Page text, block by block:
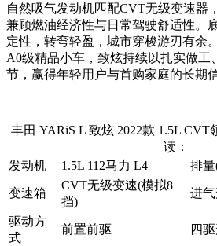
自然吸气发动机匹配CVT无级变速器
兼顾燃油经济性与日常驾驶舒适性。
定性，转弯轻盈，城市穿梭游刃有余
A0级精品小车，致炫持续以扎实做工
节，赢得年轻用户与首购家庭的长期信
丰田 YARiS L 致炫 2022款 1.5L CVT
读：
发动机
1.5L 112马力 L4 排
变速箱
CVT无级变速(模拟8
挡)
进
驱动方
式
前置前驱 四